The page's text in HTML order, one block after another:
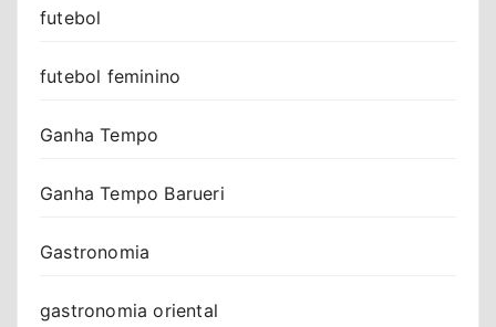
futebol
futebol feminino
Ganha Tempo
Ganha Tempo Barueri
Gastronomia
gastronomia oriental